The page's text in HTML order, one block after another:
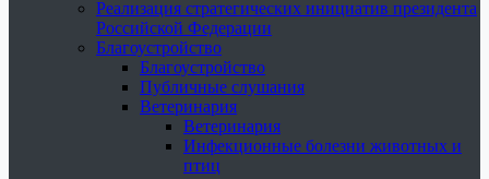
Реализация стратегических инициатив президента
Российской Федерации
Благоустройство
Благоустройство
Публичные слушания
Ветеринария
Ветеринария
Инфекционные болезни животных и
птиц